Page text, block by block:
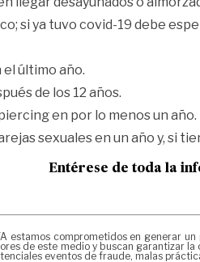
si ya tuvo covid-19 debe
último año.
de los 12 años.
en por lo menos un año.
sexuales en un año y, si
Entérese de toda la
estamos comprometidos en
de este medio y buscan garantizar
eventos de fraude, malas